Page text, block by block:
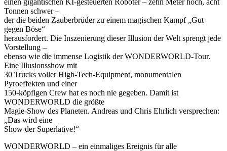
einen gigantischen KI-gesteuerten Roboter – zehn Meter hoch, acht
Tonnen schwer –
der die beiden Zauberbrüder zu einem magischen Kampf „Gut
gegen Böse“
herausfordert. Die Inszenierung dieser Illusion der Welt sprengt jede
Vorstellung –
ebenso wie die immense Logistik der WONDERWORLD-Tour.
Eine Illusionsshow mit
30 Trucks voller High‑Tech‑Equipment, monumentalen
Pyroeffekten und einer
150‑köpfigen Crew hat es noch nie gegeben. Damit ist
WONDERWORLD die größte
Magie‑Show des Planeten. Andreas und Chris Ehrlich versprechen:
„Das wird eine
Show der Superlative!“
WONDERWORLD – ein einmaliges Ereignis für alle